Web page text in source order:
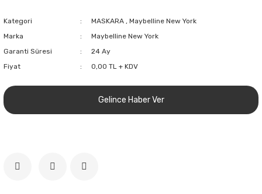
Kategori MASKARA , Maybelline New York
Marka
Maybelline New York
Garanti Süresi
24 Ay
Fiyat
0,00 TL + KDV
Gelince Haber Ver